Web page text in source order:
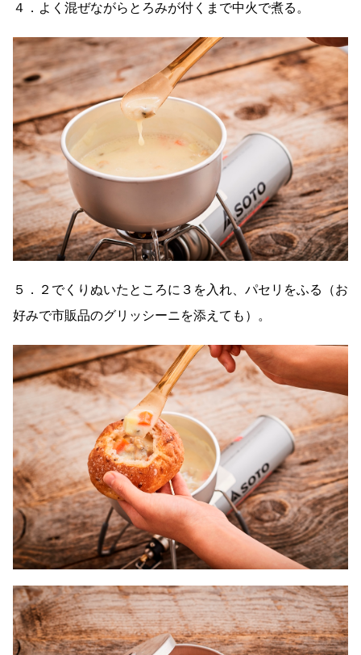
４．よく混ぜながらとろみが付くまで中火で煮る。
５．２でくりぬいたところに３を入れ、パセリをふる（お
好みで市販品のグリッシーニを添えても）。